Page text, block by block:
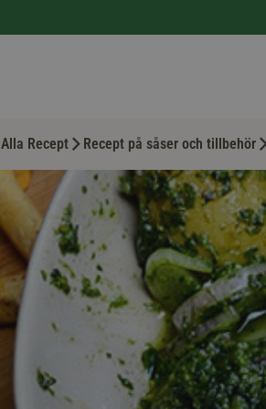
Alla Recept Recept på såser och tillbehör